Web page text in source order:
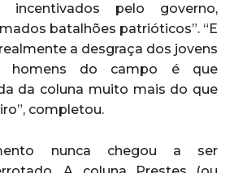
incentivados pelo governo,
batalhões patrióticos”. “E
a desgraça dos jovens
homens do campo é que
da coluna muito mais do que
completou.
nunca chegou a ser